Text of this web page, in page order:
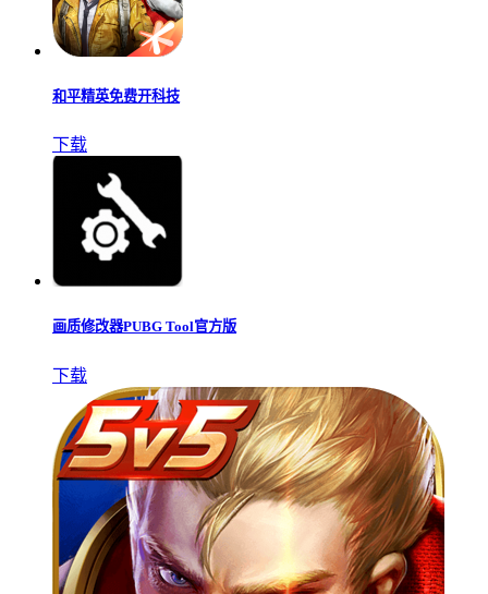
和平精英免费开科技
下载
画质修改器PUBG Tool官方版
下载